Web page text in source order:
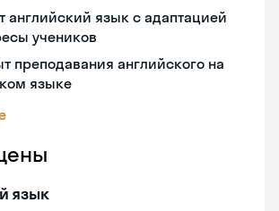
английский язык с адаптацией
учеников
преподавания английского на
языке
язык